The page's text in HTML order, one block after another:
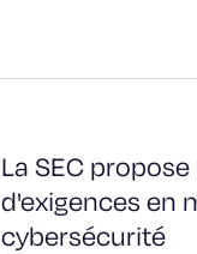
La SEC
d'exigences en
cybersécurité